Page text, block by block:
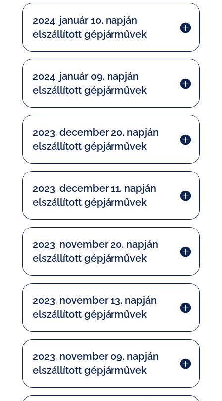
2024. január 10. napján
elszállított gépjárművek
2024. január 09. napján
elszállított gépjárművek
2023. december 20. napján
elszállított gépjárművek
2023. december 11. napján
elszállított gépjárművek
2023. november 20. napján
elszállított gépjárművek
2023. november 13. napján
elszállított gépjárművek
2023. november 09. napján
elszállított gépjárművek